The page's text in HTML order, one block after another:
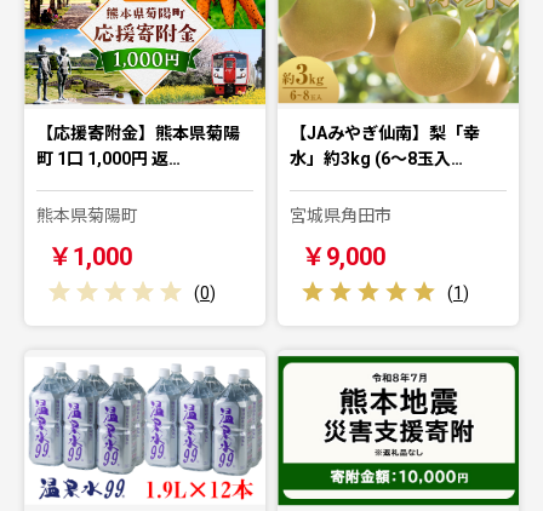
【応援寄附金】熊本県菊陽
町 1口 1,000円 返…
熊本県菊陽町
￥1,000
(0)
【JAみやぎ仙南】梨「幸
水」約3kg (6～8玉入…
宮城県角田市
￥9,000
(1)